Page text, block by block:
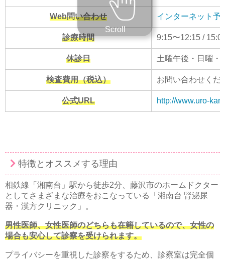
Web問い合わせ インターネット予
診療時間 9:15〜12:15 /
休診日 土曜午後・日曜・
検査費用（税込） お問い合わせくだ
公式URL http://www.uro-
Scroll
特徴とオススメする理由
相鉄線「湘南台」駅から徒歩2分、藤沢市のホームドクター
としてさまざまな治療をおこなっている「湘南台 腎泌尿
器・漢方クリニック」。
男性医師、女性医師のどちらも在籍しているので、女性の
場合も安心して診察を受けられます。
プライバシーを重視した診察をするため、診察室は完全個